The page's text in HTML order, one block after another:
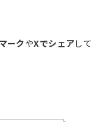
ークやXでシェアして